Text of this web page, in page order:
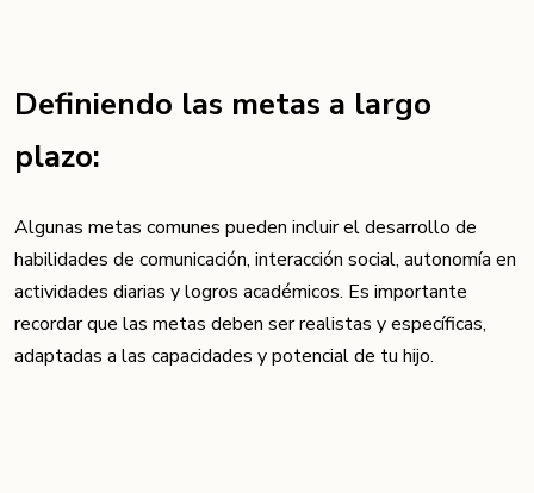
Definiendo las metas a largo
plazo:
Algunas metas comunes pueden incluir el desarrollo de
habilidades de comunicación, interacción social, autonomía en
actividades diarias y logros académicos. Es importante
recordar que las metas deben ser realistas y específicas,
adaptadas a las capacidades y potencial de tu hijo.